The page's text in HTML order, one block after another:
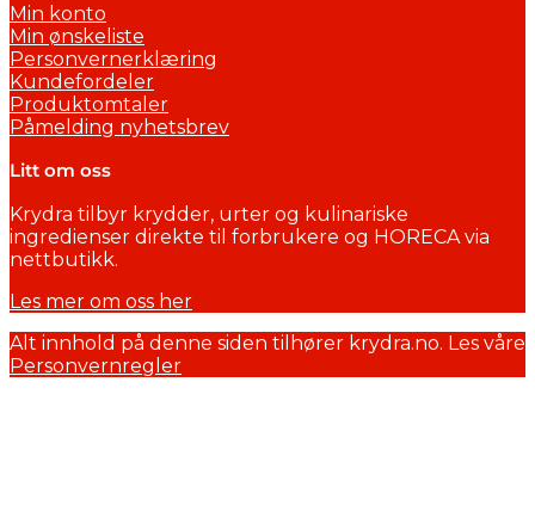
Min konto
Min ønskeliste
Personvernerklæring
Kundefordeler
Produktomtaler
Påmelding nyhetsbrev
Litt om oss
Krydra tilbyr krydder, urter og kulinariske
ingredienser direkte til forbrukere og HORECA via
nettbutikk.
Les mer om oss her
Alt innhold på denne siden tilhører krydra.no. Les våre
Personvernregler